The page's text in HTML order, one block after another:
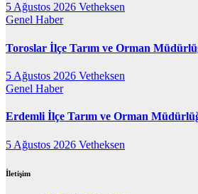
5 Ağustos 2026 Vetheksen
Genel Haber
Toroslar İlçe Tarım ve Orman
5 Ağustos 2026 Vetheksen
Genel Haber
Erdemli İlçe Tarım ve Orman
5 Ağustos 2026 Vetheksen
İletişim